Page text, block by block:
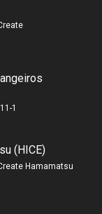
1
(HICE)
Hamamatsu